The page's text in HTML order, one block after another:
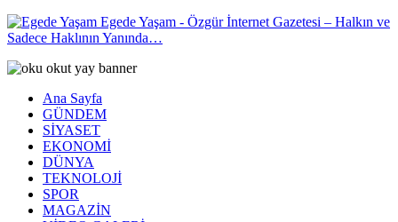
Egede Yaşam - Özgür İnternet Gazetesi – Halkın ve
Sadece Haklının Yanında…
Ana Sayfa
GÜNDEM
SİYASET
EKONOMİ
DÜNYA
TEKNOLOJİ
SPOR
MAGAZİN